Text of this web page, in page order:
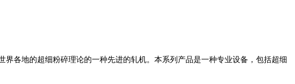
各地的超细粉碎理论的一种先进的轧机。本系列产品是一种专业设备，包括超细